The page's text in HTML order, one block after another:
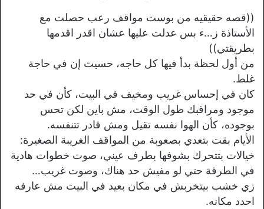
((قصه حقيقيه من بوست مواقف رعب حصلت مع
الأستاذة ز…ء بس عدلت عليها عشان اقدر اقدمها
بطريقتي))
من أول لحظة بدأ فيها كل حاجه، حسيت إن في حاجة
غلط.
كان في إحساس غريب ومخيف في البيت، كأن في حد
موجود ومراقبك طول الوقت، مش باين لكن تحس
بوجوده، كأن الهوا نفسه تقيل ومش قادر تتنفسه.
الأيام بقت بتعدي بصعوبة من المواقف الغريبة الصغيرة:
خيالات بتتحرك بشوفها بطرف عيني، صوت خطوات هادية
في الطرقة حتي لو مفيش حد هناك، وصوت غريب…
زي خشب بيتخربش في مكان بعيد في البيت مش عارفه
احدد مكانه.